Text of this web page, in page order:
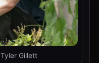
Gillett